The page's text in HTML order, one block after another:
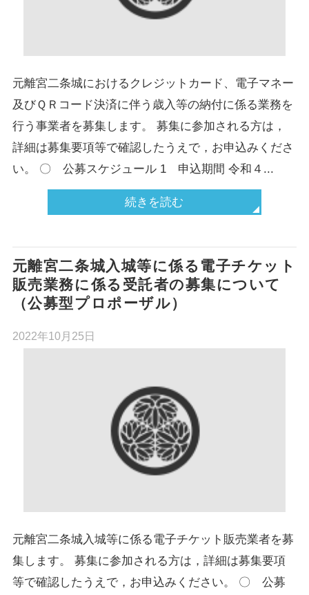
元離宮二条城におけるクレジットカード、電子マネー
及びＱＲコード決済に伴う歳入等の納付に係る業務を
行う事業者を募集します。 募集に参加される方は，
詳細は募集要項等で確認したうえで，お申込みくださ
い。 〇 公募スケジュール 1 申込期間 令和４...
続きを読む
元離宮二条城入城等に係る電子チケット
販売業務に係る受託者の募集について
（公募型プロポーザル）
2022年10月25日
元離宮二条城入城等に係る電子チケット販売業者を募
集します。 募集に参加される方は，詳細は募集要項
等で確認したうえで，お申込みください。 〇 公募